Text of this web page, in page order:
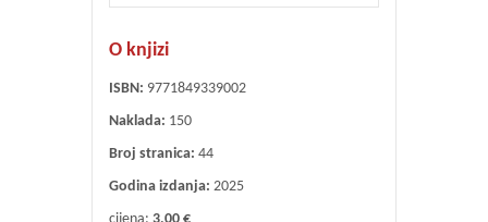
O knjizi
ISBN: 9771849339002
Naklada: 150
Broj stranica: 44
Godina izdanja: 2025